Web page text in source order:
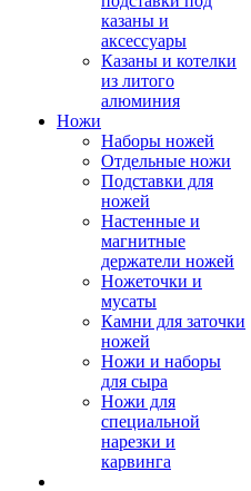
казаны и
аксессуары
Казаны и котелки
из литого
алюминия
Ножи
Наборы ножей
Отдельные ножи
Подставки для
ножей
Настенные и
магнитные
держатели ножей
Ножеточки и
мусаты
Камни для заточки
ножей
Ножи и наборы
для сыра
Ножи для
специальной
нарезки и
карвинга